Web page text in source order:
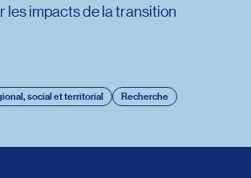
social et territorial Recherche
les impacts de la transition